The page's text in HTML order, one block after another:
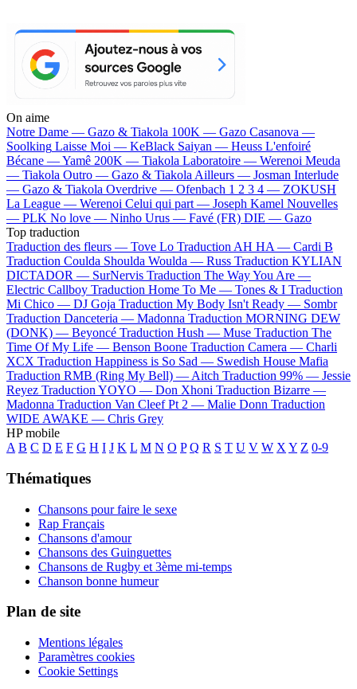
On aime
Notre Dame — Gazo & Tiakola 100K — Gazo Casanova —
Soolking Laisse Moi — KeBlack Saiyan — Heuss L'enfoiré
Bécane —Yamê 200K — Tiakola Laboratoire — Werenoi Meuda
— Tiakola Outro — Gazo & Tiakola Ailleurs — Josman Interlude
— Gazo & Tiakola Overdrive — Ofenbach 1 2 3 4 — ZOKUSH
La League — Werenoi Celui qui part — Joseph Kamel Nouvelles
— PLK No love — Ninho Urus — Favé (FR) DIE — Gazo
Top traduction
Traduction des fleurs — Tove Lo Traduction AH HA — Cardi B
Traduction Coulda Shoulda Woulda — Russ Traduction KYLIAN
DICTADOR — SurNervis Traduction The Way You Are —
Electric Callboy Traduction Home To Me — Tones & I Traduction
Mi Chico — DJ Goja Traduction My Body Isn't Ready — Sombr
Traduction Danceteria — Madonna Traduction MORNING DEW
(DONK) — Beyoncé Traduction Hush — Muse Traduction The
Time Of My Life — Benson Boone Traduction Camera — Charli
XCX Traduction Happiness is So Sad — Swedish House Mafia
Traduction RMB (Ring My Bell) — Aitch Traduction 99% — Jessie
Reyez Traduction YOYO — Don Xhoni Traduction Bizarre —
Madonna Traduction Van Cleef Pt 2 — Malie Donn Traduction
WIDE AWAKE — Chris Grey
HP mobile
A B C D E F G H I J K L M N O P Q R S T U V W X Y Z 0-9
Thématiques
Chansons pour faire le sexe
Rap Français
Chansons d'amour
Chansons des Guinguettes
Chansons de Rugby et 3ème mi-temps
Chanson bonne humeur
Plan de site
Mentions légales
Paramètres cookies
Cookie Settings